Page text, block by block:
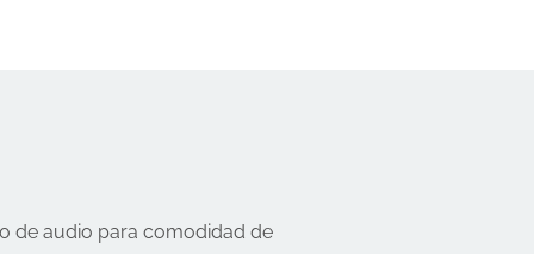
de audio para comodidad de